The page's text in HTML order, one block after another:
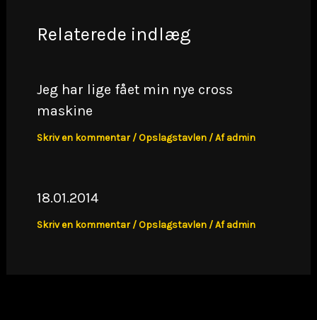
Relaterede indlæg
Jeg har lige fået min nye cross
maskine
Skriv en kommentar /Opslagstavlen/ Afadmin
18.01.2014
Skriv en kommentar /Opslagstavlen/ Afadmin